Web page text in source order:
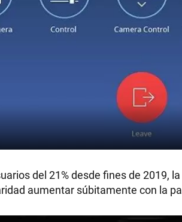
del 21% desde fines de 2019,
aumentar súbitamente con la